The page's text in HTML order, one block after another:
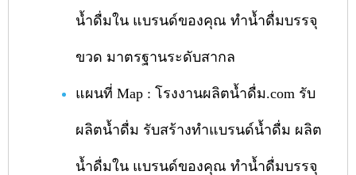
น้ำดื่มใน แบรนด์ของคุณ ทำน้ำดื่มบรรจุ
ขวด มาตรฐานระดับสากล
แผนที่ Map : โรงงานผลิตน้ำดื่ม.com รับ
ผลิตน้ำดื่ม รับสร้างทำแบรนด์น้ำดื่ม ผลิต
น้ำดื่มใน แบรนด์ของคุณ ทำน้ำดื่มบรรจุ